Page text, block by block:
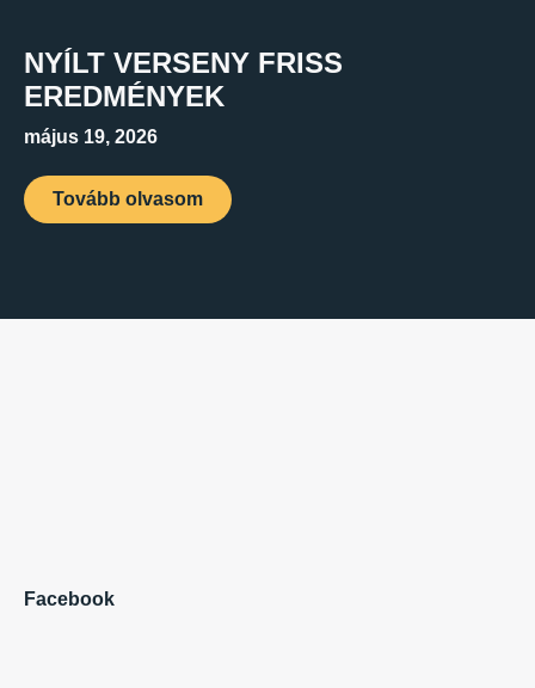
NYÍLT VERSENY FRISS
EREDMÉNYEK
május 19, 2026
Tovább olvasom
Facebook